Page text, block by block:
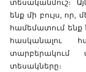
տեսականմուշ։
ենք մի բույս, որ,
համեմատում ենք
հասկանալու
տարբերակում
տեսակները։